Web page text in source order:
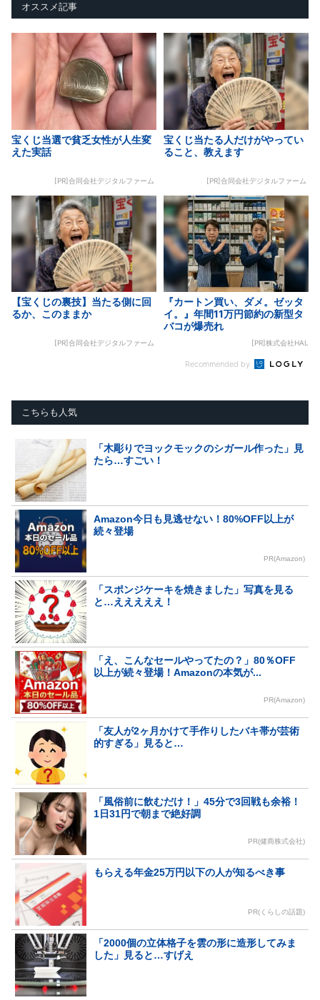
オススメ記事
宝くじ当選で貧乏女性が人生変
えた実話
[PR]合同会社デジタルファーム
宝くじ当たる人だけがやってい
ること、教えます
[PR]合同会社デジタルファーム
【宝くじの裏技】当たる側に回
るか、このままか
[PR]合同会社デジタルファーム
『カートン買い、ダメ。ゼッタ
イ。』年間11万円節約の新型タ
バコが爆売れ
[PR]株式会社HAL
Recommended by
こちらも人気
「木彫りでヨックモックのシガール作った」見
たら…すごい！
Amazon今日も見逃せない！80%OFF以上が
続々登場
PR(Amazon)
「スポンジケーキを焼きました」写真を見る
と…えええええ！
「え、こんなセールやってたの？」80％OFF
以上が続々登場！Amazonの本気が...
PR(Amazon)
「友人が2ヶ月かけて手作りしたバキ帯が芸術
的すぎる」見ると…
「風俗前に飲むだけ！」45分で3回戦も余裕！
1日31円で朝まで絶好調
PR(健商株式会社)
もらえる年金25万円以下の人が知るべき事
PR(くらしの話題)
「2000個の立体格子を雲の形に造形してみま
した」見ると…すげえ